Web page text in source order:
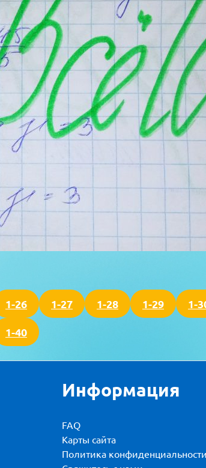
1-26 1-27 1-28 1-29 1-
1-40
Информация
FAQ
Карты сайта
Политика конфиденциальности